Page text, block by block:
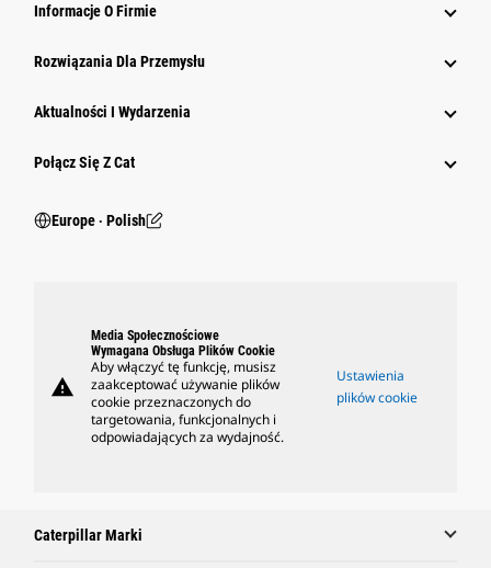
Informacje O Firmie
Rozwiązania Dla Przemysłu
Aktualności I Wydarzenia
Połącz Się Z Cat
Europe ‧ Polish
warning
Media Społecznościowe
Wymagana Obsługa Plików Cookie
Aby włączyć tę funkcję, musisz
zaakceptować używanie plików
cookie przeznaczonych do
targetowania, funkcjonalnych i
odpowiadających za wydajność.
Ustawienia
plików cookie
Caterpillar Marki